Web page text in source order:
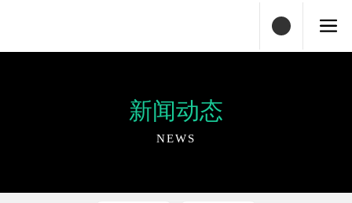
新闻动态
NEWS